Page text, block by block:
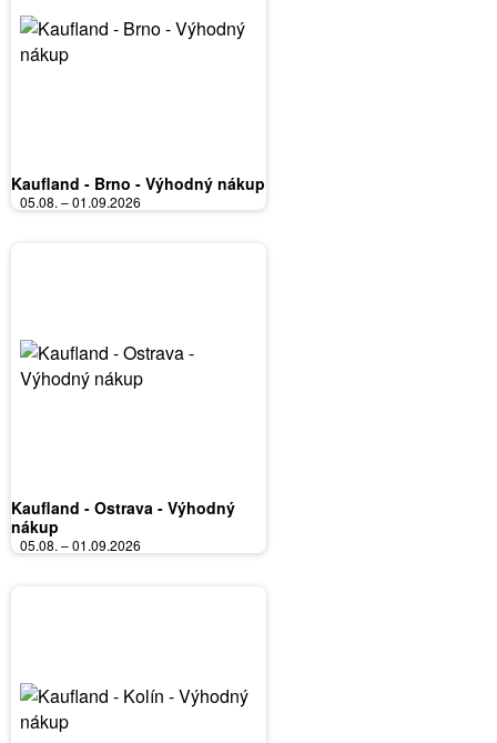
Kaufland - Brno - Výhodný nákup
05.08. – 01.09.2026
Kaufland - Ostrava - Výhodný
nákup
05.08. – 01.09.2026